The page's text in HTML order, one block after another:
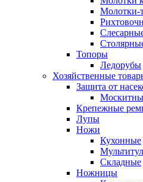
Молотки-
Топоры
Ледорубы
Хозяйственные
Защита от
Крепежные
Лупы
Ножи
Кухонные
Складные
Ножницы